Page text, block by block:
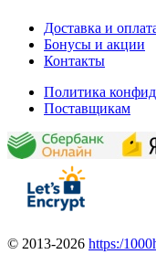
Доставка и
Бонусы и акции
Контакты
Политика
Поставщикам
© 2013-2026 https:/